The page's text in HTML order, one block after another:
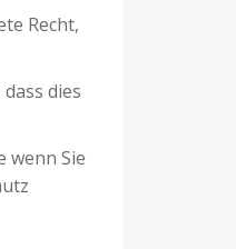
Recht,
dies
wenn Sie